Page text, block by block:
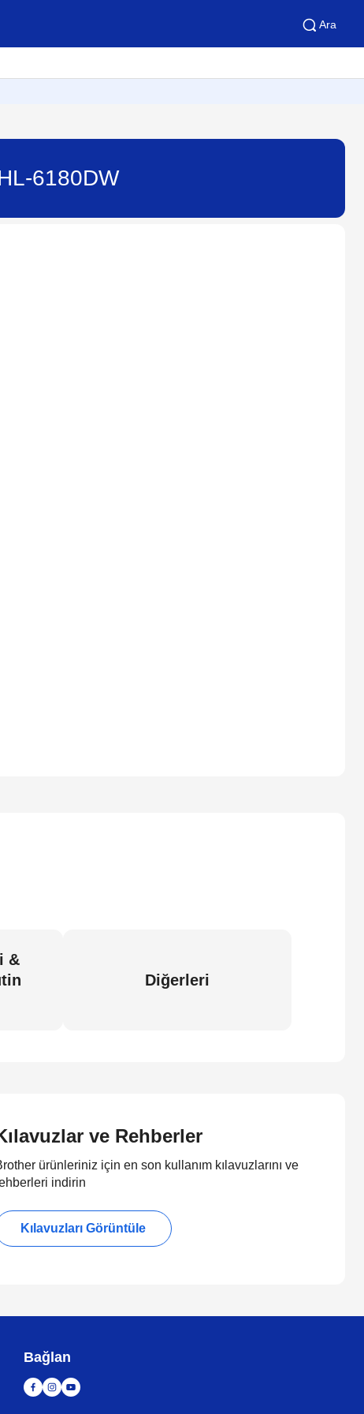
Ara
6180DW
&
Diğerleri
ve Rehberler
ürünleriniz için en son kullanım kılavuzlarını ve
indirin
Kılavuzları Görüntüle
Bağlan